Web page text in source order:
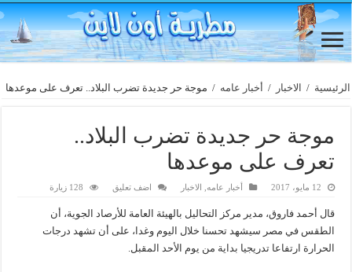
الرئيسية / الاخبار / أخبار عامه / موجة حر جديدة تضرب البلاد.. تعرف على موعدها
موجة حر جديدة تضرب البلاد..
تعرف على موعدها
12 مايو، 2017 أخبار عامه الاخبار اضف تعليق 128 زيارة
قال أحمد فاروق، مدير مركز التحاليل بالهيئة العامة للأرصاد الجوية، أن
الطقس في مصر سيشهد تحسنا خلال اليوم وغدا، على أن تشهد درجات
الحرارة ارتفاعا تدريجيا بداية من يوم الأحد المقبل.